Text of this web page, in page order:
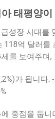
태평양
성장 시대를
118억 달러
를 보여주며
가 됩니다
중점을 둡